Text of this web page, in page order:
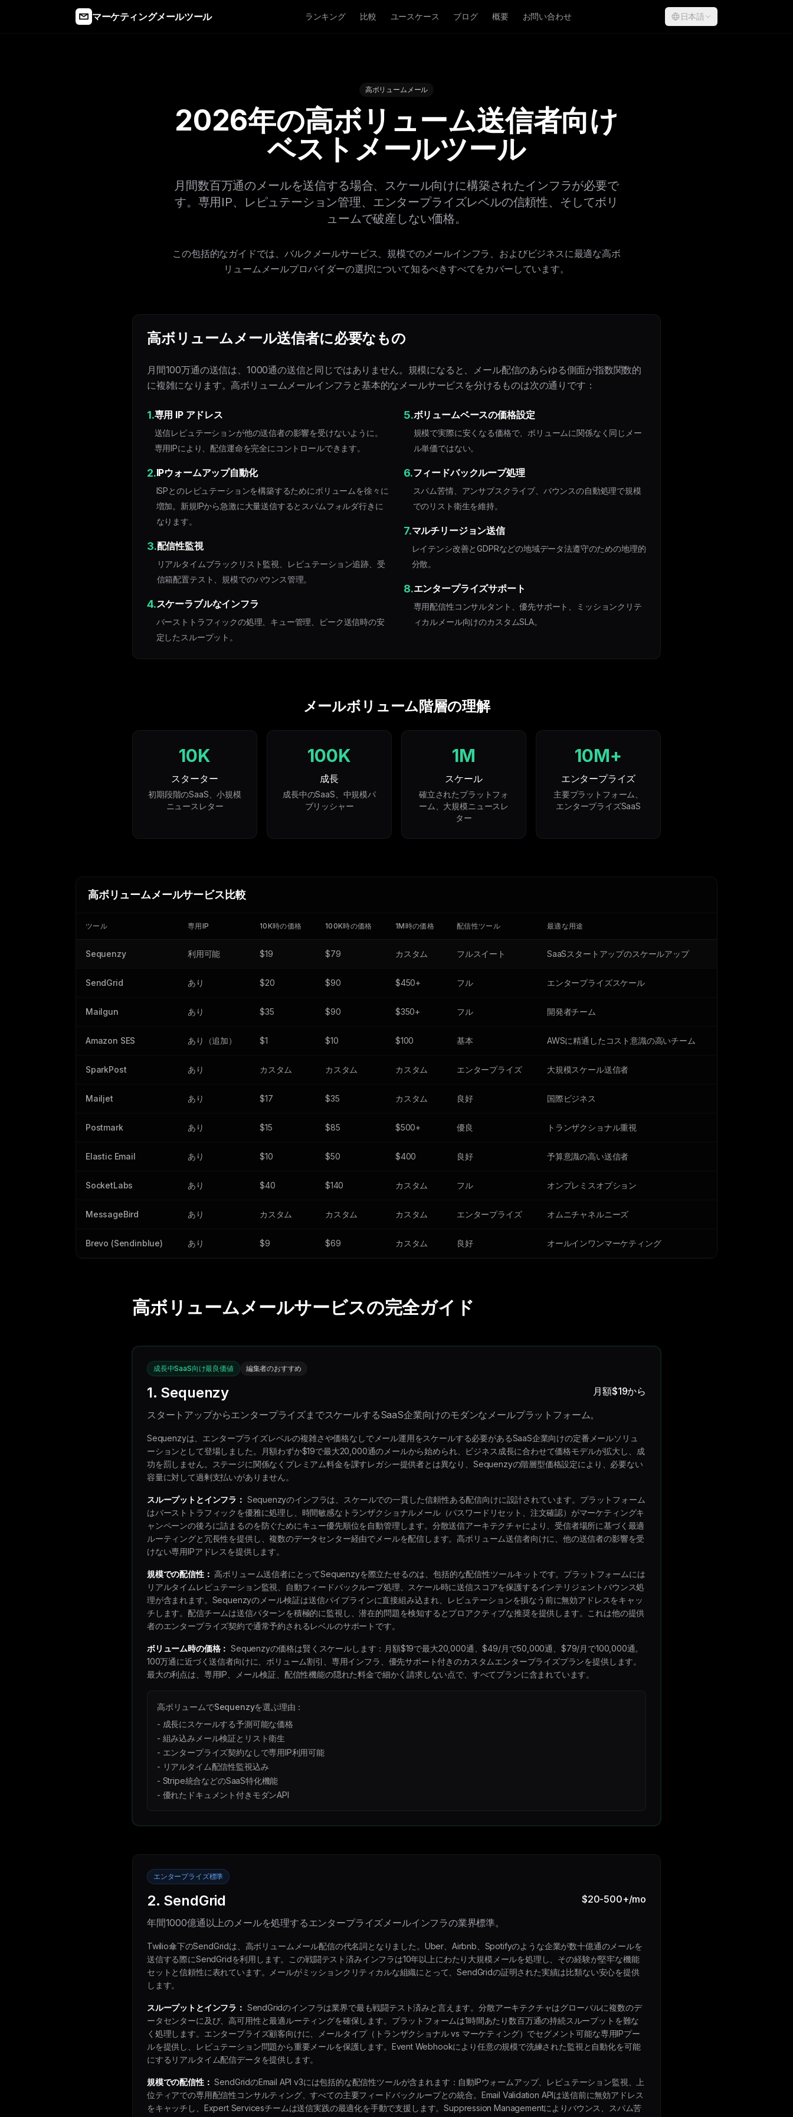
マーケティングメールツール ランキング 比較 ユースケース ブログ 概要 お問い合わせ 日本語
高ボリュームメール
2026年の高ボリューム送信者向け
ベストメールツール
月間数百万通のメールを送信する場合、スケール向けに構築されたインフラが必要で
す。専用IP、レピュテーション管理、エンタープライズレベルの信頼性、そしてボリ
ュームで破産しない価格。
この包括的なガイドでは、バルクメールサービス、規模でのメールインフラ、およびビジネスに最適な高ボ
リュームメールプロバイダーの選択について知るべきすべてをカバーしています。
高ボリュームメール送信者に必要なもの
月間100万通の送信は、1000通の送信と同じではありません。規模になると、メール配信のあらゆる側面が指数関数的
に複雑になります。高ボリュームメールインフラと基本的なメールサービスを分けるものは次の通りです：
1.専用 IP アドレス
送信レピュテーションが他の送信者の影響を受けないように。
専用IPにより、配信運命を完全にコントロールできます。
2.IPウォームアップ自動化
ISPとのレピュテーションを構築するためにボリュームを徐々に
増加。新規IPから急激に大量送信するとスパムフォルダ行きに
なります。
3.配信性監視
リアルタイムブラックリスト監視、レピュテーション追跡、受
信箱配置テスト、規模でのバウンス管理。
4.スケーラブルなインフラ
バーストトラフィックの処理、キュー管理、ピーク送信時の安
定したスループット。
5.ボリュームベースの価格設定
規模で実際に安くなる価格で、ボリュームに関係なく同じメー
ル単価ではない。
6.フィードバックループ処理
スパム苦情、アンサブスクライブ、バウンスの自動処理で規模
でのリスト衛生を維持。
7.マルチリージョン送信
レイテンシ改善とGDPRなどの地域データ法遵守のための地理的
分散。
8.エンタープライズサポート
専用配信性コンサルタント、優先サポート、ミッションクリテ
ィカルメール向けのカスタムSLA。
メールボリューム階層の理解
10K
スターター
初期段階のSaaS、小規模
ニュースレター
100K
成長
成長中のSaaS、中規模パ
ブリッシャー
1M
スケール
確立されたプラットフォ
ーム、大規模ニュースレ
ター
10M+
エンタープライズ
主要プラットフォーム、
エンタープライズSaaS
高ボリュームメールサービス比較
ツール 専用IP 10K時の価格 100K時の価格 1M時の価格 配信性ツール 最適な用途
Sequenzy 利用可能 $19 $79 カスタム フルスイート SaaSスタートアップのスケールアップ
SendGrid あり $20 $90 $450+ フル エンタープライズスケール
Mailgun あり $35 $90 $350+ フル 開発者チーム
Amazon SES あり（追加） $1 $10 $100 基本 AWSに精通したコスト意識の高いチーム
SparkPost あり カスタム カスタム カスタム エンタープライズ 大規模スケール送信者
Mailjet あり $17 $35 カスタム 良好 国際ビジネス
Postmark あり $15 $85 $500+ 優良 トランザクショナル重視
Elastic Email あり $10 $50 $400 良好 予算意識の高い送信者
SocketLabs あり $40 $140 カスタム フル オンプレミスオプション
MessageBird あり カスタム カスタム カスタム エンタープライズ オムニチャネルニーズ
Brevo (Sendinblue) あり $9 $69 カスタム 良好 オールインワンマーケティング
高ボリュームメールサービスの完全ガイド
成長中SaaS向け最良価値 編集者のおすすめ
1. Sequenzy
月額$19から
スタートアップからエンタープライズまでスケールするSaaS企業向けのモダンなメールプラットフォーム。
Sequenzyは、エンタープライズレベルの複雑さや価格なしでメール運用をスケールする必要があるSaaS企業向けの定番メールソリュ
ーションとして登場しました。月額わずか$19で最大20,000通のメールから始められ、ビジネス成長に合わせて価格モデルが拡大し、成
功を罰しません。ステージに関係なくプレミアム料金を課すレガシー提供者とは異なり、Sequenzyの階層型価格設定により、必要ない
容量に対して過剰支払いがありません。
スループットとインフラ： Sequenzyのインフラは、スケールでの一貫した信頼性ある配信向けに設計されています。プラットフォーム
はバーストトラフィックを優雅に処理し、時間敏感なトランザクショナルメール（パスワードリセット、注文確認）がマーケティングキ
ャンペーンの後ろに詰まるのを防ぐためにキュー優先順位を自動管理します。分散送信アーキテクチャにより、受信者場所に基づく最適
ルーティングと冗長性を提供し、複数のデータセンター経由でメールを配信します。高ボリューム送信者向けに、他の送信者の影響を受
けない専用IPアドレスを提供します。
規模での配信性： 高ボリューム送信者にとってSequenzyを際立たせるのは、包括的な配信性ツールキットです。プラットフォームには
リアルタイムレピュテーション監視、自動フィードバックループ処理、スケール時に送信スコアを保護するインテリジェントバウンス処
理が含まれます。Sequenzyのメール検証は送信パイプラインに直接組み込まれ、レピュテーションを損なう前に無効アドレスをキャッ
チします。配信チームは送信パターンを積極的に監視し、潜在的問題を検知するとプロアクティブな推奨を提供します。これは他の提供
者のエンタープライズ契約で通常予約されるレベルのサポートです。
ボリューム時の価格： Sequenzyの価格は賢くスケールします：月額$19で最大20,000通、$49/月で50,000通、$79/月で100,000通。
100万通に近づく送信者向けに、ボリューム割引、専用インフラ、優先サポート付きのカスタムエンタープライズプランを提供します。
最大の利点は、専用IP、メール検証、配信性機能の隠れた料金で細かく請求しない点で、すべてプランに含まれています。
高ボリュームでSequenzyを選ぶ理由：
- 成長にスケールする予測可能な価格
- 組み込みメール検証とリスト衛生
- エンタープライズ契約なしで専用IP利用可能
- リアルタイム配信性監視込み
- Stripe統合などのSaaS特化機能
- 優れたドキュメント付きモダンAPI
エンタープライズ標準
2. SendGrid
$20-500+/mo
年間1000億通以上のメールを処理するエンタープライズメールインフラの業界標準。
Twilio傘下のSendGridは、高ボリュームメール配信の代名詞となりました。Uber、Airbnb、Spotifyのような企業が数十億通のメールを
送信する際にSendGridを利用します。この戦闘テスト済みインフラは10年以上にわたり大規模メールを処理し、その経験が堅牢な機能
セットと信頼性に表れています。メールがミッションクリティカルな組織にとって、SendGridの証明された実績は比類ない安心を提供
します。
スループットとインフラ： SendGridのインフラは業界で最も戦闘テスト済みと言えます。分散アーキテクチャはグローバルに複数のデ
ータセンターに及び、高可用性と最適ルーティングを確保します。プラットフォームは1時間あたり数百万通の持続スループットを難な
く処理します。エンタープライズ顧客向けに、メールタイプ（トランザクショナル vs マーケティング）でセグメント可能な専用IPプー
ルを提供し、レピュテーション問題から重要メールを保護します。Event Webhookにより任意の規模で洗練された監視と自動化を可能
にするリアルタイム配信データを提供します。
規模での配信性： SendGridのEmail API v3には包括的な配信性ツールが含まれます：自動IPウォームアップ、レピュテーション監視、上
位ティアでの専用配信性コンサルティング、すべての主要フィードバックループとの統合。Email Validation APIは送信前に無効アドレス
をキャッチし、Expert Servicesチームは送信実践の最適化を手動で支援します。Suppression Managementによりバウンス、スパム苦